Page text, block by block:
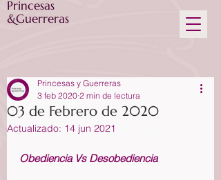
Princesas
&Guerreras
03 de Febrero de 2020
Princesas y Guerreras
3 feb 2020 2 min de lectura
Actualizado: 14 jun 2021
Obediencia Vs Desobediencia